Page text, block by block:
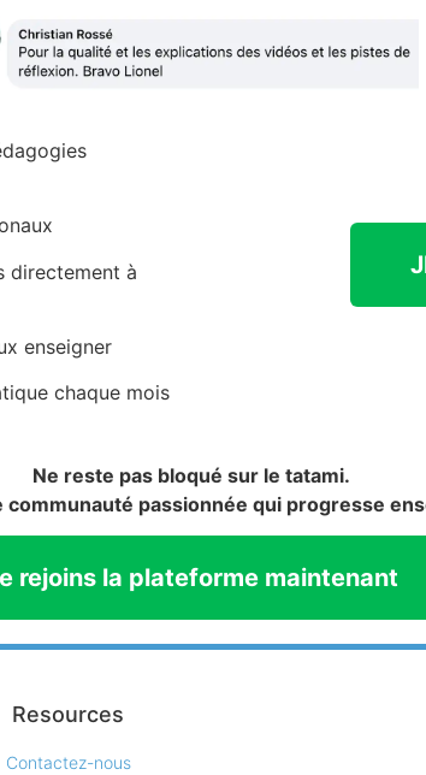
directement à
enseigner
chaque mois
Ne reste pas bloqué sur le tatami.
communauté passionnée qui progresse
rejoins la plateforme maintenant
Resources
Contactez-nous